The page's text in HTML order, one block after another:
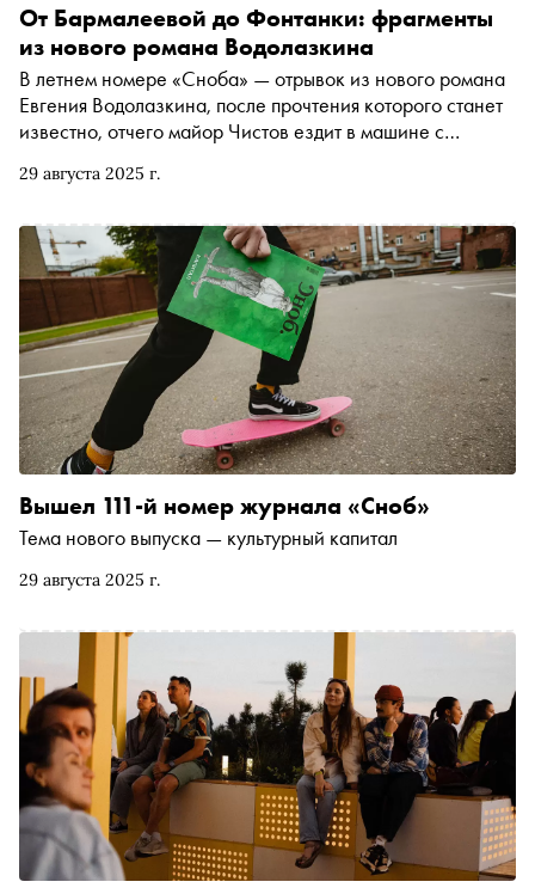
29 августа 2025 г.
От Бармалеевой до Фонтанки: фрагменты
из нового романа Водолазкина
В летнем номере «Сноба» — отрывок из нового романа
Евгения Водолазкина, после прочтения которого станет
известно, отчего майор Чистов ездит в машине с
почему улица Бармалеева токсичнее Бармалея, и как
литературных примечаний, что был бы не против ожить и
всё это отредактировать
29 августа 2025 г.
Вышел 111-й номер журнала «Сноб»
Тема нового выпуска — культурный капитал